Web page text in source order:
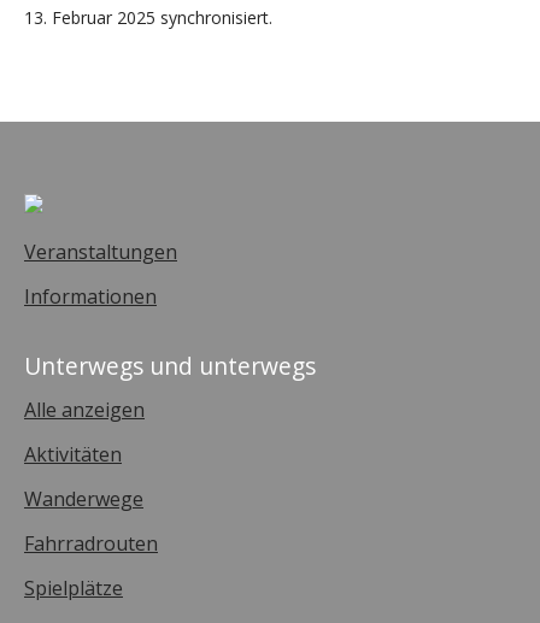
13. Februar 2025 synchronisiert.
Veranstaltungen
Informationen
Unterwegs und unterwegs
Alle anzeigen
Aktivitäten
Wanderwege
Fahrradrouten
Spielplätze